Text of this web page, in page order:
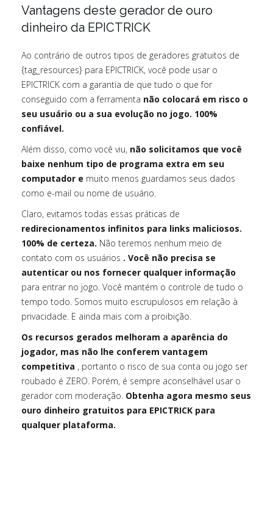
Vantagens deste gerador de ouro
dinheiro da EPICTRICK
Ao contrário de outros tipos de geradores gratuitos de
{tag_resources} para EPICTRICK, você pode usar o
EPICTRICK com a garantia de que tudo o que for
conseguido com a ferramenta não colocará em risco o
seu usuário ou a sua evolução no jogo. 100%
confiável.
Além disso, como você viu, não solicitamos que você
baixe nenhum tipo de programa extra em seu
computador e muito menos guardamos seus dados
como e-mail ou nome de usuário.
Claro, evitamos todas essas práticas de
redirecionamentos infinitos para links maliciosos.
100% de certeza. Não teremos nenhum meio de
contato com os usuários . Você não precisa se
autenticar ou nos fornecer qualquer informação
para entrar no jogo. Você mantém o controle de tudo o
tempo todo. Somos muito escrupulosos em relação à
privacidade. E ainda mais com a proibição.
Os recursos gerados melhoram a aparência do
jogador, mas não lhe conferem vantagem
competitiva , portanto o risco de sua conta ou jogo ser
roubado é ZERO. Porém, é sempre aconselhável usar o
gerador com moderação. Obtenha agora mesmo seus
ouro dinheiro gratuitos para EPICTRICK para
qualquer plataforma.